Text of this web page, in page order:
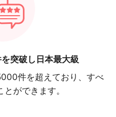
突破し日本最大級
件を超えており、すべ
ができます。